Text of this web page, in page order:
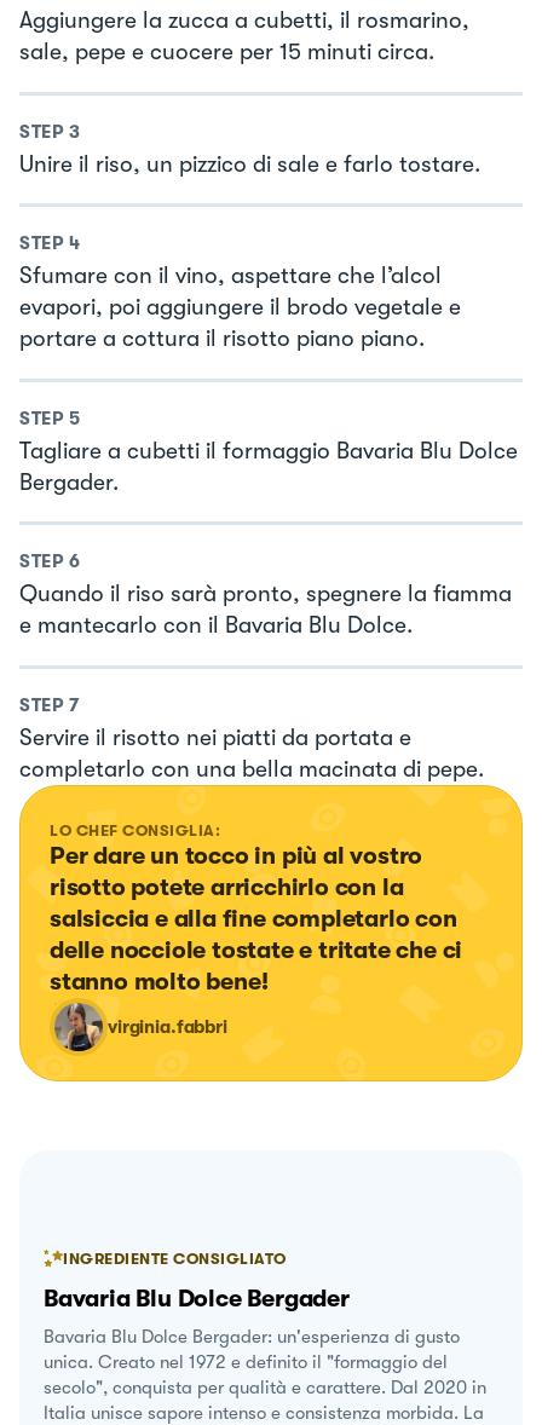
Aggiungere la zucca a cubetti, il rosmarino,
sale, pepe e cuocere per 15 minuti circa.
STEP 3
Unire il riso, un pizzico di sale e farlo tostare.
STEP 4
Sfumare con il vino, aspettare che l’alcol
evapori, poi aggiungere il brodo vegetale e
portare a cottura il risotto piano piano.
STEP 5
Tagliare a cubetti il formaggio Bavaria Blu Dolce
Bergader.
STEP 6
Quando il riso sarà pronto, spegnere la fiamma
e mantecarlo con il Bavaria Blu Dolce.
STEP 7
Servire il risotto nei piatti da portata e
completarlo con una bella macinata di pepe.
LO CHEF CONSIGLIA:
Per dare un tocco in più al vostro
risotto potete arricchirlo con la
salsiccia e alla fine completarlo con
delle nocciole tostate e tritate che ci
stanno molto bene!
virginia.fabbri
INGREDIENTE CONSIGLIATO
Bavaria Blu Dolce Bergader
Bavaria Blu Dolce Bergader: un'esperienza di gusto
unica. Creato nel 1972 e definito il "formaggio del
secolo", conquista per qualità e carattere. Dal 2020 in
Italia unisce sapore intenso e consistenza morbida. La